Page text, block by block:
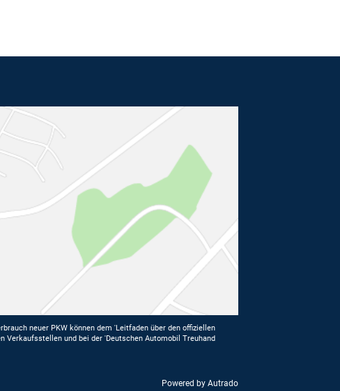
neuer PKW können dem 'Leitfaden über den offiziellen
Verkaufsstellen und bei der 'Deutschen Automobil Treuhand
Powered by Autrado